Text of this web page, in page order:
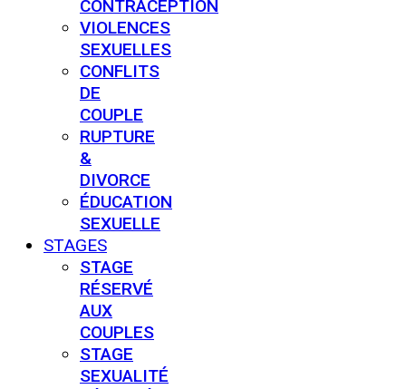
CONTRACEPTION
VIOLENCES
SEXUELLES
CONFLITS
DE
COUPLE
RUPTURE
&
DIVORCE
ÉDUCATION
SEXUELLE
STAGES
STAGE
RÉSERVÉ
AUX
COUPLES
STAGE
SEXUALITÉ